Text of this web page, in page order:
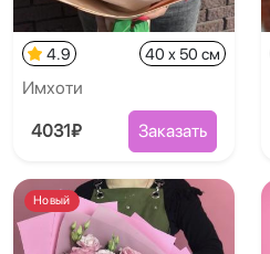
4.9 40 x 50 см
Имхоти
4031₽ Заказать
Новый